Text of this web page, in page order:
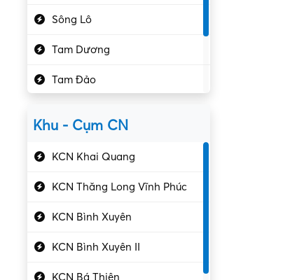
Kiểm soát chất lượng
Kỹ sư cơ khí
Kỹ sư điện
Kỹ thuật cao
Kỹ thuật mạng – IT
Làm bán thời gian
Lao động phổ thông
Sông Lô
Tam Dương
Tam Đảo
Khu - Cụm CN
KCN Khai Quang
KCN Thăng Long Vĩnh Phúc
KCN Bình Xuyên
KCN Bình Xuyên II
KCN Bá Thiện